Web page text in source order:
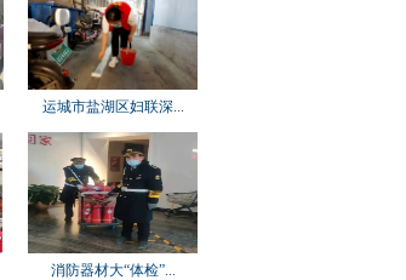
运城市盐湖区妇联深...
消防器材大“体检”...